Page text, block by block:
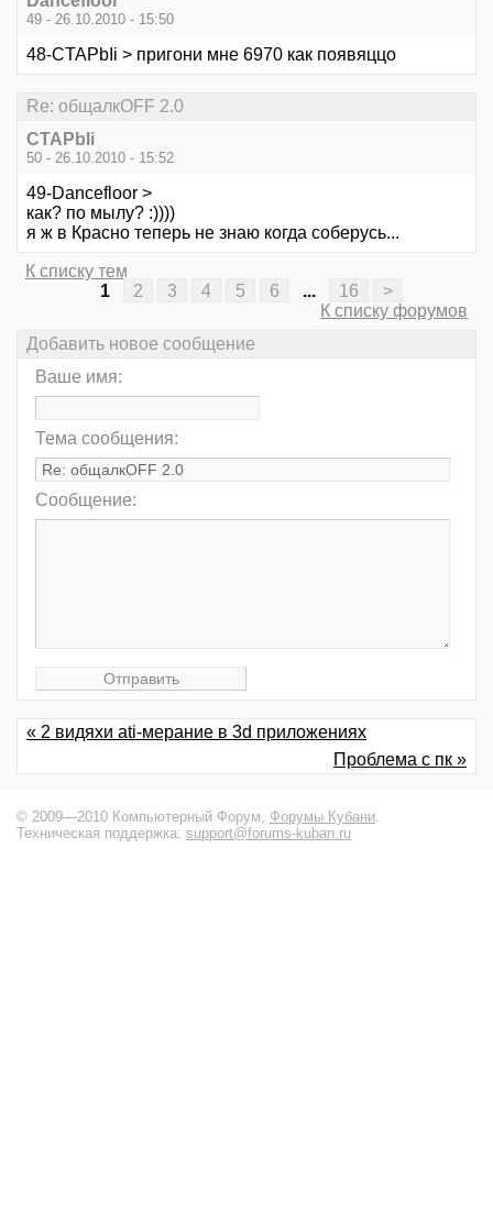
49 - 26.10.2010 - 15:50
48-CTAPbIi > пригони мне 6970 как появяццо
Re: общалкOFF 2.0
CTAPbIi
50 - 26.10.2010 - 15:52
49-Dancefloor >
как? по мылу? :))))
я ж в Красно теперь не знаю когда соберусь...
К списку тем
1
2 3 4 5 6 ... 16
>
К списку форумов
Добавить новое сообщение
Ваше имя:
Тема сообщения:
Сообщение:
« 2 видяхи ati-мерание в 3d приложениях
Проблема с пк »
© 2009—2010 Компьютерный Форум, Форумы Кубани.
Техническая поддержка: support@forums-kuban.ru